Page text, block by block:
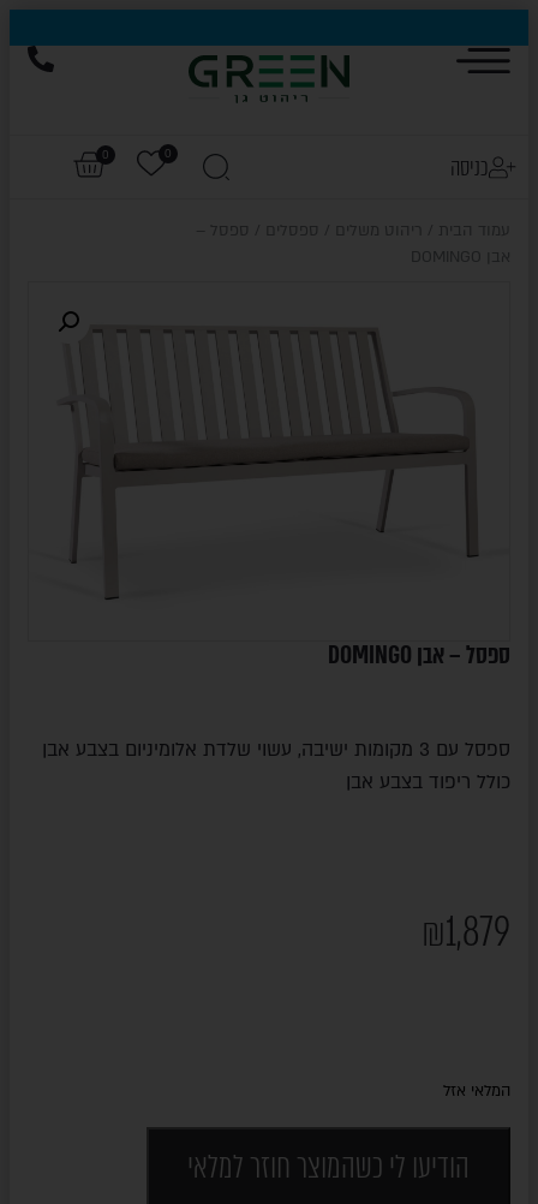
הייגולד- המותג שכבש את עולם החוץ, עכשיו בהנחות של עד 50%
כניסה 0
0
עמוד הבית ריהוט משלים ספסלים
/ ספסל –
אבן DOMINGO
ספסל – אבן DOMINGO
ספסל עם 3 מקומות ישיבה, עשוי שלדת אלומיניום בצבע אבן
כולל ריפוד בצבע אבן
₪1,879
המלאי אזל
הודיעו לי כשהמוצר חוזר למלאי